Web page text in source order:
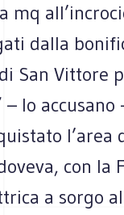
mq
dalla
San Vittore
lo accusano
l’area
con la
a sorgo